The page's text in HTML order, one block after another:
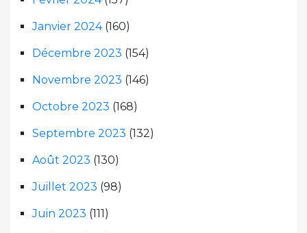
Janvier 2024(160)
Décembre 2023 (154)
Novembre 2023 (146)
Octobre 2023 (168)
Septembre 2023 (132)
Août 2023 (130)
Juillet 2023 (98)
Juin 2023 (111)